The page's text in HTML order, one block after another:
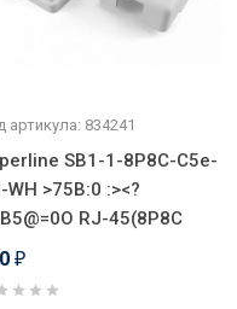
артикула: 834241
SB1-1-8P8C-C5e-
WH >75B:0 :><?
RJ-45(8P8C
₽